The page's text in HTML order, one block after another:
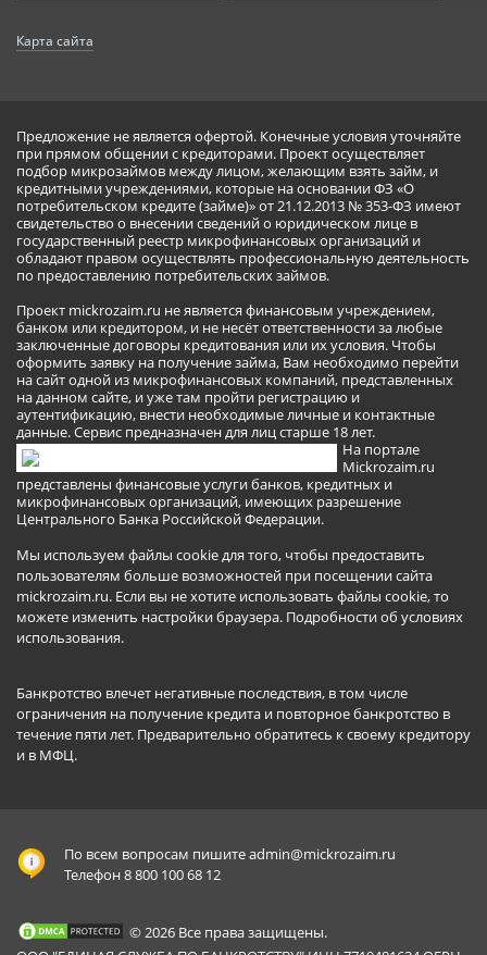
Карта сайта
Предложение не является офертой. Конечные условия уточняйте
при прямом общении с кредиторами. Проект осуществляет
подбор микрозаймов между лицом, желающим взять займ, и
кредитными учреждениями, которые на основании ФЗ «О
потребительском кредите (займе)» от 21.12.2013 № 353-ФЗ имеют
свидетельство о внесении сведений о юридическом лице в
государственный реестр микрофинансовых организаций и
обладают правом осуществлять профессиональную деятельность
по предоставлению потребительских займов.
Проект mickrozaim.ru не является финансовым учреждением,
банком или кредитором, и не несёт ответственности за любые
заключенные договоры кредитования или их условия. Чтобы
оформить заявку на получение займа, Вам необходимо перейти
на сайт одной из микрофинансовых компаний, представленных
на данном сайте, и уже там пройти регистрацию и
аутентификацию, внести необходимые личные и контактные
данные. Сервис предназначен для лиц старше 18 лет.
На портале
Mickrozaim.ru
представлены финансовые услуги банков, кредитных и
микрофинансовых организаций, имеющих разрешение
Центрального Банка Российской Федерации.
Мы используем файлы cookie для того, чтобы предоставить
пользователям больше возможностей при посещении сайта
mickrozaim.ru. Если вы не хотите использовать файлы cookie, то
можете изменить настройки браузера. Подробности об условиях
использования.
Банкротство влечет негативные последствия, в том числе
ограничения на получение кредита и повторное банкротство в
течение пяти лет. Предварительно обратитесь к своему кредитору
и в МФЦ.
По всем вопросам пишитеadmin@mickrozaim.ru
Телефон 8 800 100 68 12
© 2026 Все права защищены.